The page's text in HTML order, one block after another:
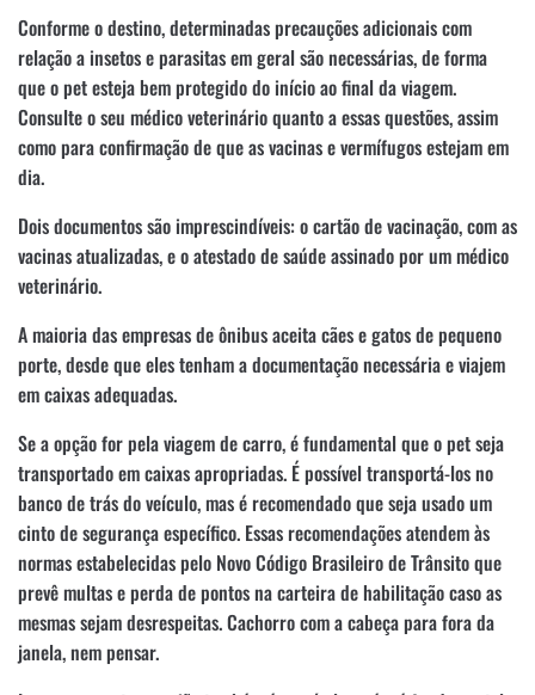
Conforme o destino, determinadas precauções adicionais com
relação a insetos e parasitas em geral são necessárias, de forma
que o pet esteja bem protegido do início ao final da viagem.
Consulte o seu médico veterinário quanto a essas questões, assim
como para confirmação de que as vacinas e vermífugos estejam em
dia.
Dois documentos são imprescindíveis: o cartão de vacinação, com as
vacinas atualizadas, e o atestado de saúde assinado por um médico
veterinário.
A maioria das empresas de ônibus aceita cães e gatos de pequeno
porte, desde que eles tenham a documentação necessária e viajem
em caixas adequadas.
Se a opção for pela viagem de carro, é fundamental que o pet seja
transportado em caixas apropriadas. É possível transportá-los no
banco de trás do veículo, mas é recomendado que seja usado um
cinto de segurança específico. Essas recomendações atendem às
normas estabelecidas pelo Novo Código Brasileiro de Trânsito que
prevê multas e perda de pontos na carteira de habilitação caso as
mesmas sejam desrespeitas. Cachorro com a cabeça para fora da
janela, nem pensar.